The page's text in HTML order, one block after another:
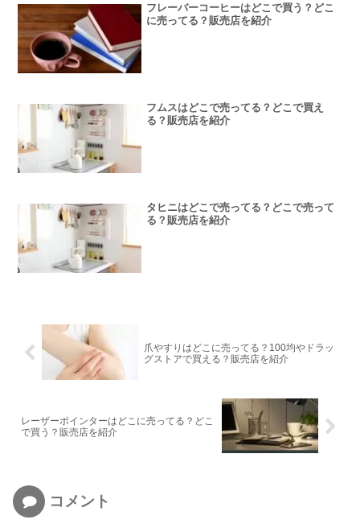
フレーバーコーヒーはどこで買う？どこ
に売ってる？販売店を紹介
フムスはどこで売ってる？どこで買え
る？販売店を紹介
タヒニはどこで売ってる？どこで売って
る？販売店を紹介
爪やすりはどこに売ってる？100均やドラッ
グストアで買える？販売店を紹介
レーザーポインターはどこに売ってる？どこ
で買う？販売店を紹介
コメント